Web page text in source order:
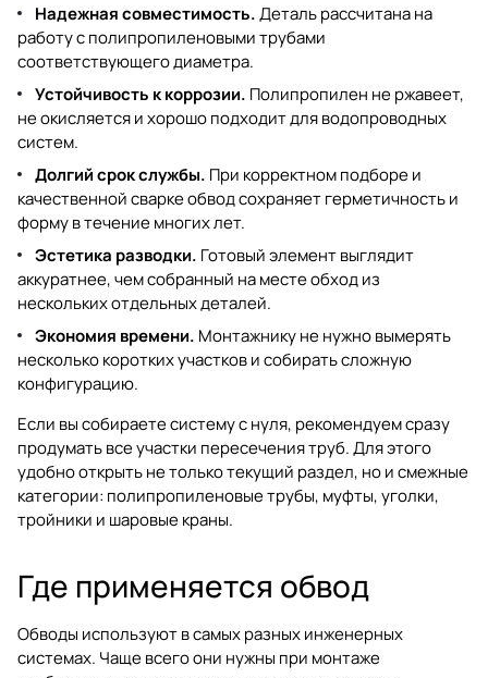
Надежная совместимость.Деталь рассчитана на
работу с полипропиленовыми трубами
соответствующего диаметра.
Устойчивость к коррозии. Полипропилен не ржавеет,
не окисляется и хорошо подходит для водопроводных
систем.
Долгий срок службы. При корректном подборе и
качественной сварке обвод сохраняет герметичность и
форму в течение многих лет.
Эстетика разводки. Готовый элемент выглядит
аккуратнее, чем собранный на месте обход из
нескольких отдельных деталей.
Экономия времени. Монтажнику не нужно вымерять
несколько коротких участков и собирать сложную
конфигурацию.
Если вы собираете систему с нуля, рекомендуем сразу
продумать все участки пересечения труб. Для этого
удобно открыть не только текущий раздел, но и смежные
категории: полипропиленовые трубы, муфты,уголки,
тройники и шаровые краны.
Где применяется обвод
Обводы используют в самых разных инженерных
системах. Чаще всего они нужны при монтаже